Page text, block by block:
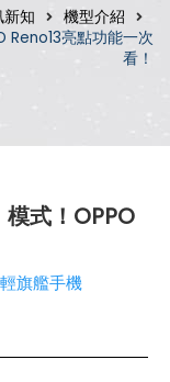
新知
機型介紹
Reno13亮點功能一次
看！
模式！OPPO
旗艦手機